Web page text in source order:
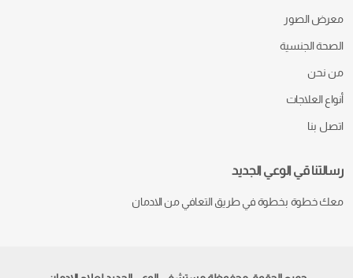
معرض الصور
الصحة الجنسية
من نحن
أنواع العلاجات
اتصل بنا
رسالتنا قي الوعي الجديد
معك خطوة بخطوة في طريق التعافي من الادمان